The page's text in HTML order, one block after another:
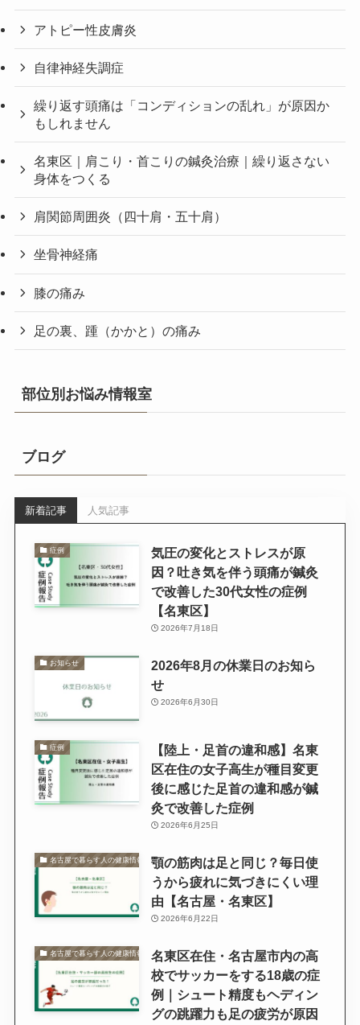
アトピー性皮膚炎
自律神経失調症
繰り返す頭痛は「コンディションの乱れ」が原因か
もしれません
名東区｜肩こり・首こりの鍼灸治療｜繰り返さない
身体をつくる
肩関節周囲炎（四十肩・五十肩）
坐骨神経痛
膝の痛み
足の裏、踵（かかと）の痛み
部位別お悩み情報室
ブログ
新着記事 人気記事
症例
気圧の変化とストレスが原
因？吐き気を伴う頭痛が鍼灸
で改善した30代女性の症例
【名東区】
2026年7月18日
お知らせ
2026年8月の休業日のお知ら
せ
2026年6月30日
症例
【陸上・足首の違和感】名東
区在住の女子高生が種目変更
後に感じた足首の違和感が鍼
灸で改善した症例
2026年6月25日
名古屋で暮らす人の健康情報
顎の筋肉は足と同じ？毎日使
うから疲れに気づきにくい理
由【名古屋・名東区】
2026年6月22日
名古屋で暮らす人の健康情報
名東区在住・名古屋市内の高
校でサッカーをする18歳の症
例｜シュート精度もヘディン
グの跳躍力も足の疲労が原因